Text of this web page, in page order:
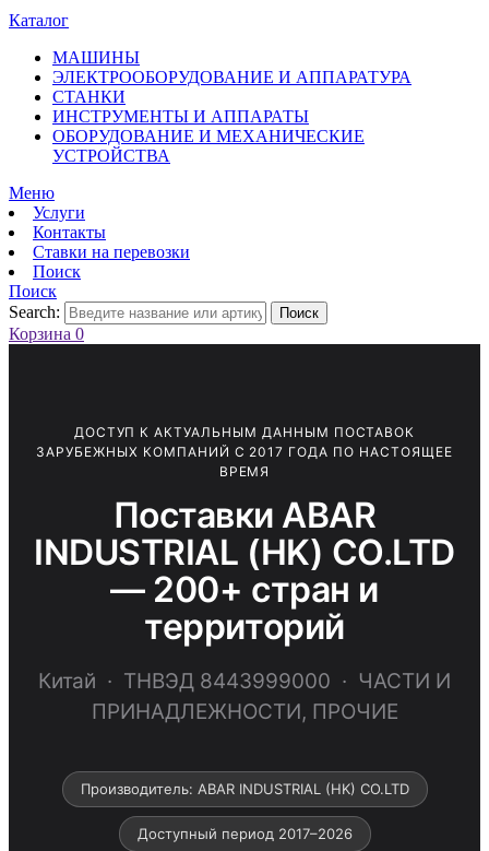
Каталог
МАШИНЫ
ЭЛЕКТРООБОРУДОВАНИЕ И АППАРАТУРА
СТАНКИ
ИНСТРУМЕНТЫ И АППАРАТЫ
ОБОРУДОВАНИЕ И МЕХАНИЧЕСКИЕ
УСТРОЙСТВА
Меню
Услуги
Контакты
Ставки на перевозки
Поиск
Поиск
Search:
Поиск
Корзина 0
ДОСТУП К АКТУАЛЬНЫМ ДАННЫМ ПОСТАВОК
ЗАРУБЕЖНЫХ КОМПАНИЙ С 2017 ГОДА ПО НАСТОЯЩЕЕ
ВРЕМЯ
Поставки ABAR
INDUSTRIAL (HK) CO.LTD
— 200+ стран и
территорий
Китай · ТНВЭД 8443999000 · ЧАСТИ И
ПРИНАДЛЕЖНОСТИ, ПРОЧИЕ
Производитель: ABAR INDUSTRIAL (HK) CO.LTD
Доступный период 2017–2026